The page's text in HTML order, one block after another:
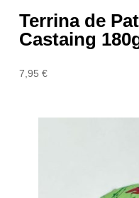
Terrina de
Castaing
7,95€